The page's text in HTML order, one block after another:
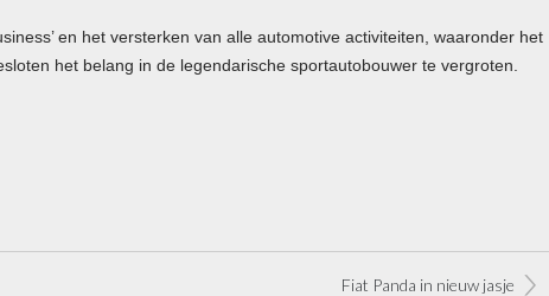
en het versterken van alle automotive activiteiten, waaronder het
het belang in de legendarische sportautobouwer te vergroten.
Fiat Panda in nieuw jasje